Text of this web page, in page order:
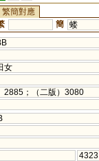
繁簡對應
簡 蝼
女
2885；（二版）3080
4323